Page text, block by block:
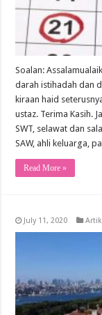
Soalan:
darah istihadah dan
kiraan haid
ustaz. Terima Kasih.
SWT, selawat dan
SAW, ahli keluarga,
Read More »
July 11, 2020